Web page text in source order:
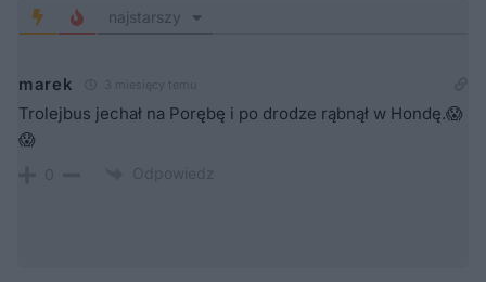
najstarszy
marek
Trolejbus jechał na Porębę i po drodze rąbnął w Hondę.😱
😱